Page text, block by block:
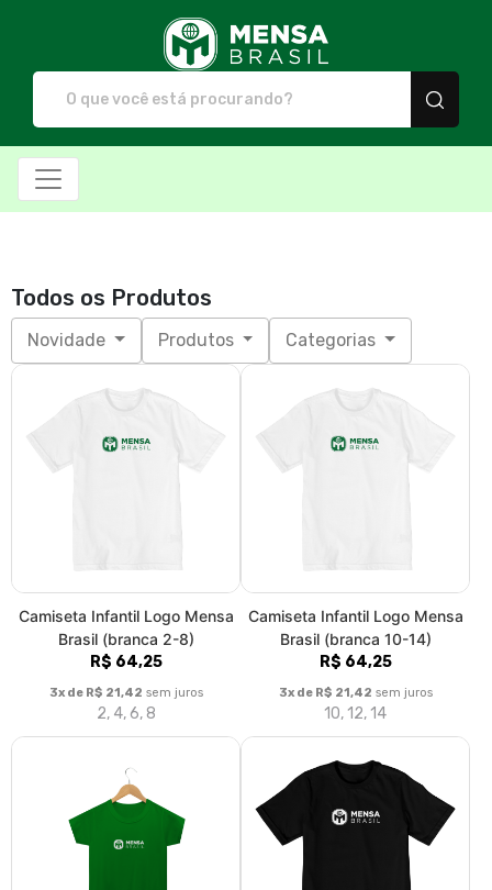
Todos os Produtos
Novidade Produtos Categorias
Camiseta Infantil Logo Mensa
Brasil (branca 2-8)
R$ 64,25
3x de R$ 21,42 sem juros
2, 4, 6, 8
Camiseta Infantil Logo Mensa
Brasil (branca 10-14)
R$ 64,25
3x de R$ 21,42 sem juros
10, 12, 14